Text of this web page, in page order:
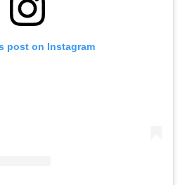
post on Instagram